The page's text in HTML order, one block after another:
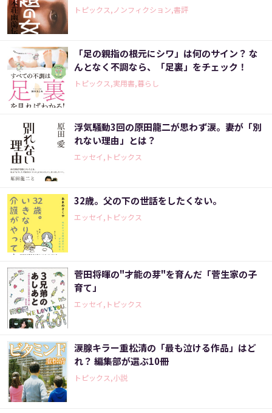
トピックス,ノンフィクション,書評
「足の親指の根元にシワ」は何のサイン？ な
んとなく不調なら、「足裏」をチェック！
トピックス,実用書,暮らし
浮気騒動3回の原田龍二が思わず涙。妻が「別
れない理由」とは？
エッセイ,トピックス
32歳。父の下の世話をしたくない。
エッセイ,トピックス
菅田将暉の"才能の芽"を育んだ「菅生家の子
育て」
エッセイ,トピックス
涙腺キラー重松清の「最も泣ける作品」はど
れ？ 編集部が選ぶ10冊
トピックス,小説